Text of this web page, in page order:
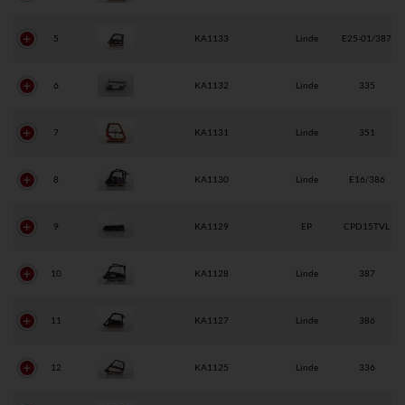
5 KA1133 Linde E25-01/387
6 KA1132 Linde 335
7 KA1131 Linde 351
8 KA1130 Linde E16/386
9 KA1129 EP CPD15TVL
10 KA1128 Linde 387
11 KA1127 Linde 386
12 KA1125 Linde 336